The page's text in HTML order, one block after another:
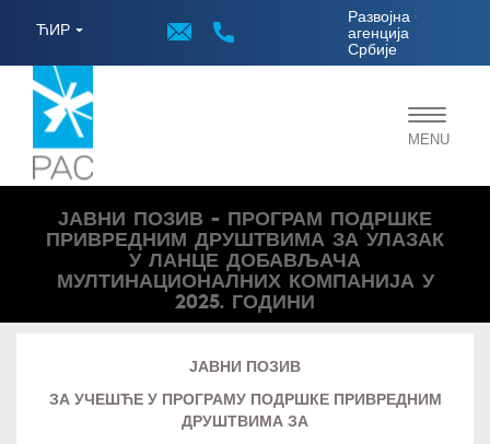
ЋИР
Развојна
агенција
Србије
;
Toggle
MENU
ЈАВНИ ПОЗИВ - ПРОГРАМ ПОДРШКЕ
ПРИВРЕДНИМ ДРУШТВИМА ЗА УЛАЗАК
У ЛАНЦЕ ДОБАВЉАЧА
МУЛТИНАЦИОНАЛНИХ КОМПАНИЈА У
2025. ГОДИНИ
ЈАВНИ ПОЗИВ
ЗА УЧЕШЋЕ У ПРОГРАМУ ПОДРШКЕ ПРИВРЕДНИМ
ДРУШТВИМА ЗА